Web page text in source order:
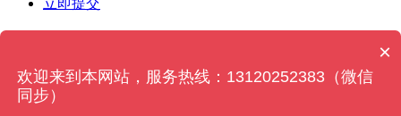
Powered byMetInfo 6.2.0© 2008-2026MetInfo Inc.
在线咨询
×
欢迎来到本网站，服务热线：13120252383（微信
同步）